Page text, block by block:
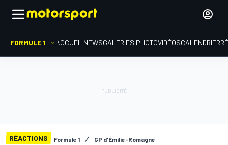
FORMULE 1 ACCUEIL NEWSGALERIES PHOTOVIDÉOSCALENDRIER
RÉACTIONS Formule 1 GP d'Émilie-Romagne